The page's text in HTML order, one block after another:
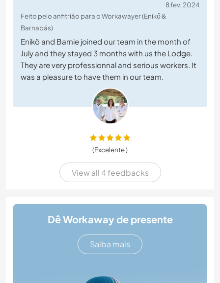
8 fev. 2024
Feito pelo anfitrião para o Workawayer (Enikő &
Barnabás)
Enikö and Barnie joined our team in the month of
July and they stayed 3 months with us the Lodge.
They are very professionnal and serious workers. It
was a pleasure to have them in our team.
(Excelente )
View all 4 feedbacks
Dê Workaway de presente
Saiba mais